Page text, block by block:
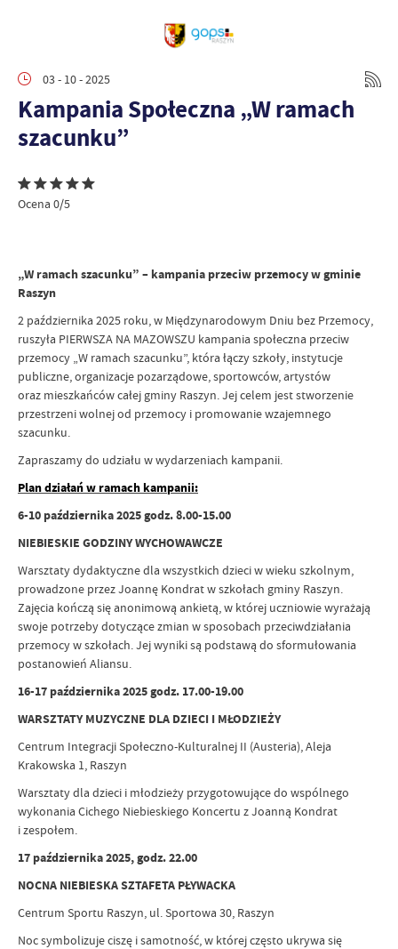
03 - 10 - 2025
Kampania Społeczna „W ramach
szacunku”
Ocena 0/5
„W ramach szacunku” – kampania przeciw przemocy w gminie
Raszyn
2 października 2025 roku, w Międzynarodowym Dniu bez Przemocy,
ruszyła PIERWSZA NA MAZOWSZU kampania społeczna przeciw
przemocy „W ramach szacunku”, która łączy szkoły, instytucje
publiczne, organizacje pozarządowe, sportowców, artystów
oraz mieszkańców całej gminy Raszyn. Jej celem jest stworzenie
przestrzeni wolnej od przemocy i promowanie wzajemnego
szacunku.
Zapraszamy do udziału w wydarzeniach kampanii.
Plan działań w ramach kampanii:
6-10 października 2025 godz. 8.00-15.00
NIEBIESKIE GODZINY WYCHOWAWCZE
Warsztaty dydaktyczne dla wszystkich dzieci w wieku szkolnym,
prowadzone przez Joannę Kondrat w szkołach gminy Raszyn.
Zajęcia kończą się anonimową ankietą, w której uczniowie wyrażają
swoje potrzeby dotyczące zmian w sposobach przeciwdziałania
przemocy w szkołach. Jej wyniki są podstawą do sformułowania
postanowień Aliansu.
16-17 października 2025 godz. 17.00-19.00
WARSZTATY MUZYCZNE DLA DZIECI I MŁODZIEŻY
Centrum Integracji Społeczno-Kulturalnej II (Austeria), Aleja
Krakowska 1, Raszyn
Warsztaty dla dzieci i młodzieży przygotowujące do wspólnego
wykonania Cichego Niebieskiego Koncertu z Joanną Kondrat
i zespołem.
17 października 2025, godz. 22.00
NOCNA NIEBIESKA SZTAFETA PŁYWACKA
Centrum Sportu Raszyn, ul. Sportowa 30, Raszyn
Noc symbolizuje ciszę i samotność, w której często ukrywa się